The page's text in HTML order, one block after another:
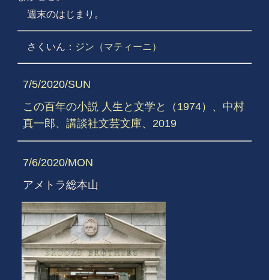
週末のはじまり。
さくいん： ジン（マティーニ）
7/5/2020/SUN
この百年の小説 人生と文学と（1974）、中村
真一郎、講談社文芸文庫、2019
7/6/2020/MON
アメトラ総本山